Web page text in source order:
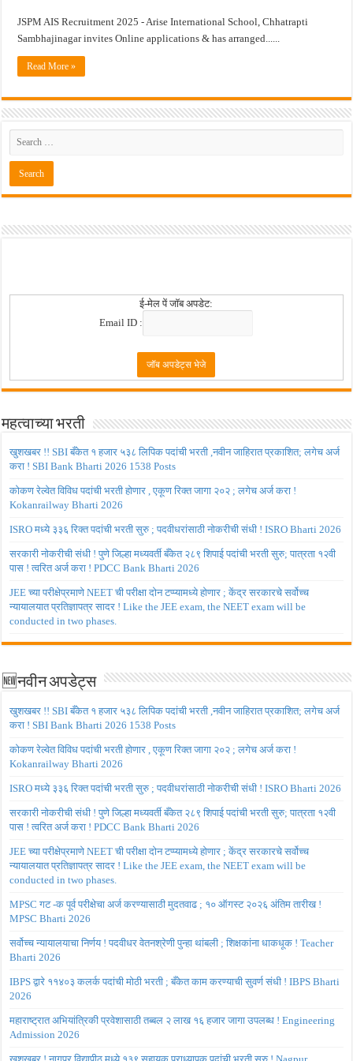
खुशखबर ! नागपूर विद्यापीठ मध्ये १३९ सहायक प्राध्यापक पदांची भरती सुरु ! Nagpur
JSPM AIS Recruitment 2025 - Arise International School, Chhatrapti
Sambhajinagar invites Online applications & has arranged......
Read More »
ई-मेल पें जॉब अपडेट:
Email ID :
महत्वाच्या भरती
खुशखबर !! SBI बँकेत १ हजार ५३८ लिपिक पदांची भरती ,नवीन जाहिरात प्रकाशित; लगेच अर्ज
करा ! SBI Bank Bharti 2026 1538 Posts
कोकण रेल्वेत विविध पदांची भरती होणार , एकूण रिक्त जागा २०२ ; लगेच अर्ज करा !
Kokanrailway Bharti 2026
ISRO मध्ये ३३६ रिक्त पदांची भरती सुरु ; पदवीधरांसाठी नोकरीची संधी ! ISRO Bharti 2026
सरकारी नोकरीची संधी ! पुणे जिल्हा मध्यवर्ती बँकेत २८९ शिपाई पदांची भरती सुरु; पात्रता १२वी
पास ! त्वरित अर्ज करा ! PDCC Bank Bharti 2026
JEE च्या परीक्षेप्रमाणे NEET ची परीक्षा दोन टप्प्यामध्ये होणार ; केंद्र सरकारचे सर्वोच्च
न्यायालयात प्रतिज्ञापत्र सादर ! Like the JEE exam, the NEET exam will be
conducted in two phases.
🆕नवीन अपडेट्स
खुशखबर !! SBI बँकेत १ हजार ५३८ लिपिक पदांची भरती ,नवीन जाहिरात प्रकाशित; लगेच अर्ज
करा ! SBI Bank Bharti 2026 1538 Posts
कोकण रेल्वेत विविध पदांची भरती होणार , एकूण रिक्त जागा २०२ ; लगेच अर्ज करा !
Kokanrailway Bharti 2026
ISRO मध्ये ३३६ रिक्त पदांची भरती सुरु ; पदवीधरांसाठी नोकरीची संधी ! ISRO Bharti 2026
सरकारी नोकरीची संधी ! पुणे जिल्हा मध्यवर्ती बँकेत २८९ शिपाई पदांची भरती सुरु; पात्रता १२वी
पास ! त्वरित अर्ज करा ! PDCC Bank Bharti 2026
JEE च्या परीक्षेप्रमाणे NEET ची परीक्षा दोन टप्प्यामध्ये होणार ; केंद्र सरकारचे सर्वोच्च
न्यायालयात प्रतिज्ञापत्र सादर ! Like the JEE exam, the NEET exam will be
conducted in two phases.
MPSC गट -क पूर्व परीक्षेचा अर्ज करण्यासाठी मुदतवाढ ; १० ऑगस्ट २०२६ अंतिम तारीख !
MPSC Bharti 2026
सर्वोच्च न्यायालयाचा निर्णय ! पदवीधर वेतनश्रेणी पुन्हा थांबली ; शिक्षकांना धाकधूक ! Teacher
Bharti 2026
IBPS द्वारे ११४०३ कलर्क पदांची मोठी भरती ; बँकेत काम करण्याची सुवर्ण संधी ! IBPS Bharti
2026
महाराष्ट्रात अभियांत्रिकी प्रवेशासाठी तब्बल २ लाख १६ हजार जागा उपलब्ध ! Engineering
Admission 2026